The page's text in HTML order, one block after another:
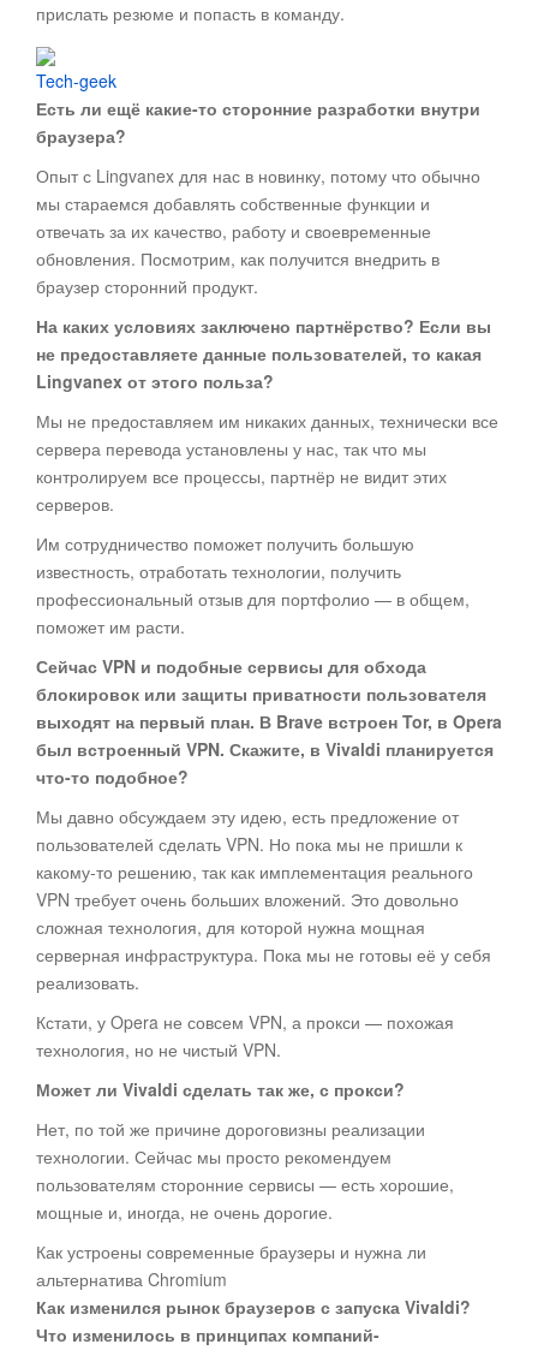
прислать резюме и попасть в команду.
Tech-geek
Есть ли ещё какие-то сторонние разработки внутри
браузера?
Опыт с Lingvanex для нас в новинку, потому что обычно
мы стараемся добавлять собственные функции и
отвечать за их качество, работу и своевременные
обновления. Посмотрим, как получится внедрить в
браузер сторонний продукт.
На каких условиях заключено партнёрство? Если вы
не предоставляете данные пользователей, то какая
Lingvanex от этого польза?
Мы не предоставляем им никаких данных, технически все
сервера перевода установлены у нас, так что мы
контролируем все процессы, партнёр не видит этих
серверов.
Им сотрудничество поможет получить большую
известность, отработать технологии, получить
профессиональный отзыв для портфолио — в общем,
поможет им расти.
Сейчас VPN и подобные сервисы для обхода
блокировок или защиты приватности пользователя
выходят на первый план. В Brave встроен Tor, в Opera
был встроенный VPN. Скажите, в Vivaldi планируется
что-то подобное?
Мы давно обсуждаем эту идею, есть предложение от
пользователей сделать VPN. Но пока мы не пришли к
какому-то решению, так как имплементация реального
VPN требует очень больших вложений. Это довольно
сложная технология, для которой нужна мощная
серверная инфраструктура. Пока мы не готовы её у себя
реализовать.
Кстати, у Opera не совсем VPN, а прокси — похожая
технология, но не чистый VPN.
Может ли Vivaldi сделать так же, с прокси?
Нет, по той же причине дороговизны реализации
технологии. Сейчас мы просто рекомендуем
пользователям сторонние сервисы — есть хорошие,
мощные и, иногда, не очень дорогие.
Как устроены современные браузеры и нужна ли
альтернатива Chromium
Как изменился рынок браузеров с запуска Vivaldi?
Что изменилось в принципах компаний-